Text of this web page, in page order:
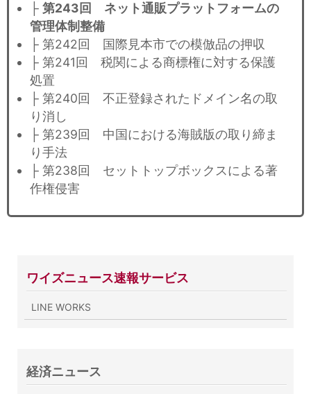
├ 第243回 ネット通販プラットフォームの
管理体制整備
├ 第242回 国際見本市での模倣品の押収
├ 第241回 税関による商標権に対する保護
処置
├ 第240回 不正登録されたドメイン名の取
り消し
├ 第239回 中国における海賊版の取り締ま
り手法
├ 第238回 セットトップボックスによる著
作権侵害
ワイズニュース速報サービス
LINE WORKS
経済ニュース